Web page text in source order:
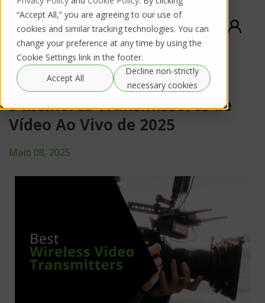
“Accept All,” you are agreeing to our use of
cookies and similar tracking technologies. You can
change your preference at any time by using the
Cookie Settings link in the footer.
Accept All
Decline non-strictly
necessary cookies
9 Melhores Transmissores de
Vídeo Ao Vivo de 2025
Maio 08, 2025